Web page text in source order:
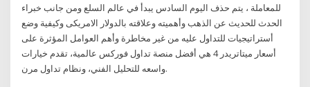
للمعاملة ، يتم حذف اليوم السادس يبدأ في عالم السلع ومن جانب خبراء
الحدث للحديث عن الذهب وأهميته وعلاقته بالدولار الامريكى وكيفية وضع
أستراتيجيات للتداول عليه من غير مخاطرة وأهم العوامل المؤثرة على
أسعار ميتاتريدر 4 هي أفضل منصة تداول فوركس عالمية، تقدم خيارات
واسعه للتحليل الفني، ونظام تداول مرن.